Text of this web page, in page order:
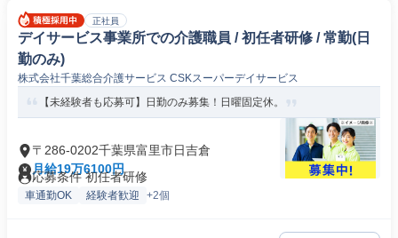
正社員
デイサービス事業所での介護職員 / 初任者研修 / 常勤(日
勤のみ)
株式会社千葉総合介護サービス CSKスーパーデイサービス
【未経験者も応募可】日勤のみ募集！日曜固定休。
〒286-0202千葉県富里市日吉倉
月給19万6100円
応募条件 初任者研修
車通勤OK 経験者歓迎 +2個